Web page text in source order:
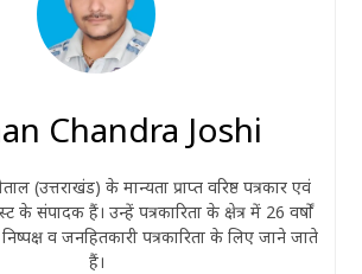
Chandra Joshi
(उत्तराखंड) के मान्यता प्राप्त वरिष्ठ पत्रकार एवं
के संपादक हैं। उन्हें पत्रकारिता के क्षेत्र में 26 वर्षों
व जनहितकारी पत्रकारिता के लिए जाने जाते
हैं।